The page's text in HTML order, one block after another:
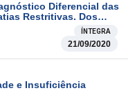
Diferencial das
Restritivas. Dos
a Amiloidose. O
ÍNTEGRA
21/09/2020
e Insuficiência